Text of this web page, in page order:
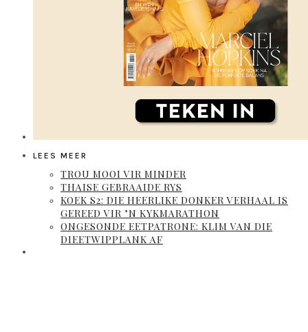
LEES MEER
TROU MOOI VIR MINDER
THAISE GEBRAAIDE RYS
KOEK S2: DIE HEERLIKE DONKER VERHAAL IS
GEREED VIR ’N KYKMARATHON
ONGESONDE EETPATRONE: KLIM VAN DIE
DIEETWIPPLANK AF